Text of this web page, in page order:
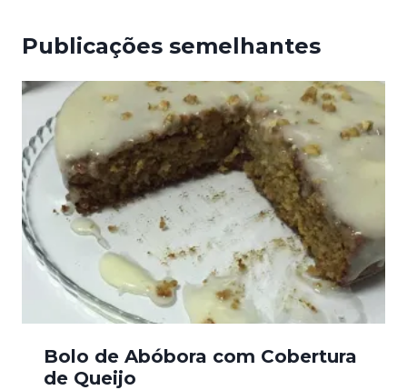
Publicações semelhantes
Bolo de Abóbora com Cobertura
de Queijo